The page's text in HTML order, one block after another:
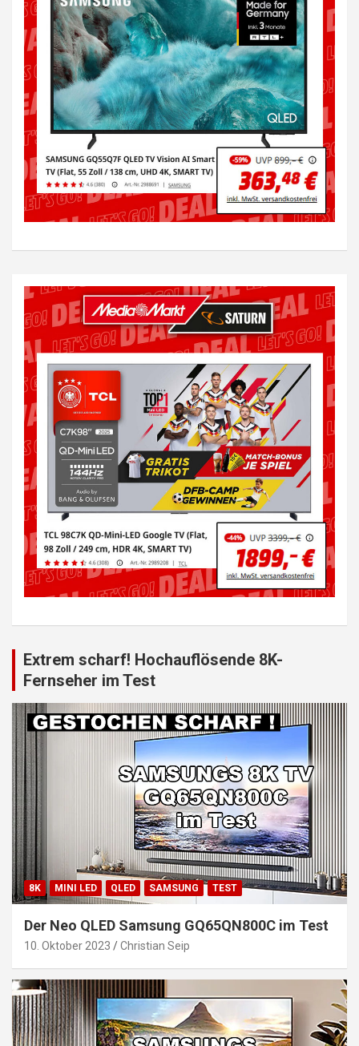
Extrem scharf! Hochauflösende 8K-
Fernseher im Test
8K MINI LED QLED SAMSUNG TEST
Der Neo QLED Samsung GQ65QN800C im Test
10. Oktober 2023 Christian Seip